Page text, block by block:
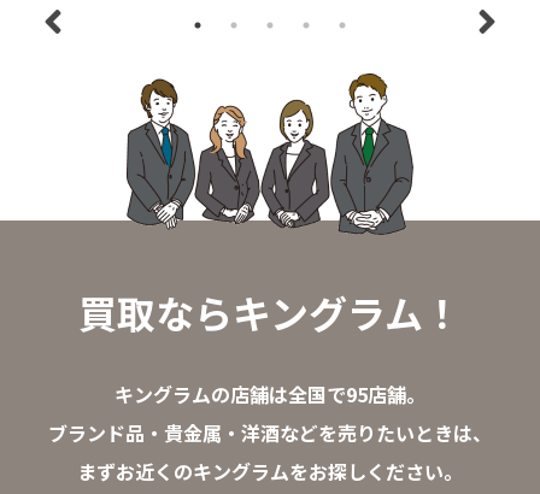
買取ならキングラム！
キングラムの店舗は全国で95店舗。
ブランド品・貴金属・洋酒などを売りたいときは、
まずお近くのキングラムをお探しください。